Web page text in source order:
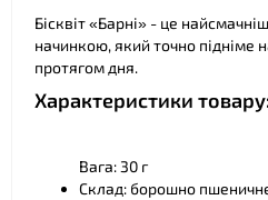
Бісквіт «Барні» - це
начинкою, який точно підніме
протягом дня.
Характеристики
Вага: 30 г
Склад: борошно
❤
❤